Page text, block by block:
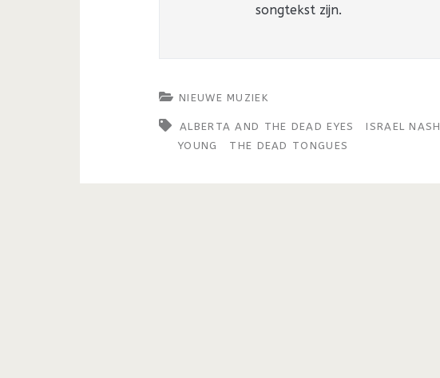
songtekst zijn.
NIEUWE MUZIEK
ALBERTA AND THE DEAD EYES ISRAEL NASH
YOUNG
THE DEAD TONGUES